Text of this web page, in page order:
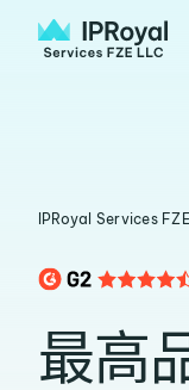
IPRoyal Services
最高